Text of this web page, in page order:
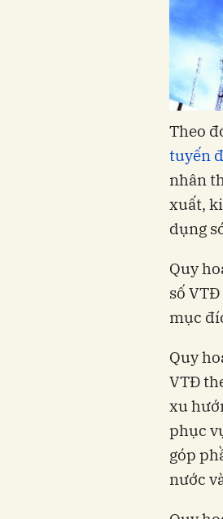
Theo
tuyến
nhân
xuất,
dụng
Quy
số
mục
Quy
VTĐ
xu
phục
góp
nước